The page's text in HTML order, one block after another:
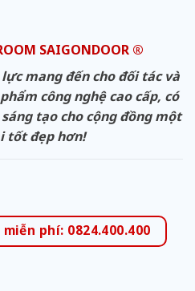
SAIGONDOOR ®
mang đến cho đối tác và
công nghệ cao cấp, có
tạo cho cộng đồng một
tốt đẹp hơn!
phí: 0824.400.400